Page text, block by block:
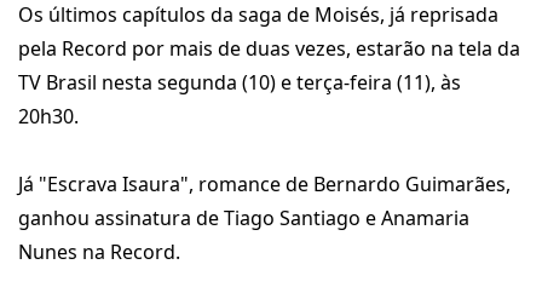
Os últimos capítulos da saga de Moisés, já reprisada
pela Record por mais de duas vezes, estarão na tela da
TV Brasil nesta segunda (10) e terça-feira (11), às
20h30.
Já "Escrava Isaura", romance de Bernardo Guimarães,
ganhou assinatura de Tiago Santiago e Anamaria
Nunes na Record.